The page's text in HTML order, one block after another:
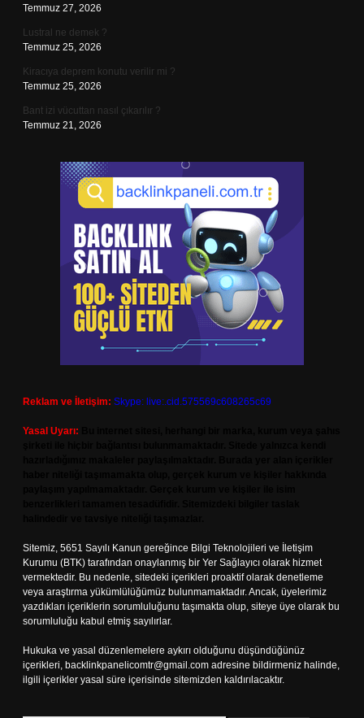
Temmuz 27, 2026
Lustral ne demek ?
Temmuz 25, 2026
Kiracıya deprem konutu verilir mi ?
Temmuz 25, 2026
Bant izi vücuttan nasıl çıkarılır ?
Temmuz 21, 2026
Reklam ve İletişim: Skype: live:.cid.575569c608265c69
Yasal Uyarı:
Sitemiz, 5651 Sayılı Kanun gereğince Bilgi Teknolojileri ve İletişim
Kurumu (BTK) tarafından onaylanmış bir Yer Sağlayıcı olarak hizmet
vermektedir. Bu nedenle, sitedeki içerikleri proaktif olarak denetleme
veya araştırma yükümlülüğümüz bulunmamaktadır. Ancak, üyelerimiz
yazdıkları içeriklerin sorumluluğunu taşımakta olup, siteye üye olarak bu
sorumluluğu kabul etmiş sayılırlar.
Hukuka ve yasal düzenlemelere aykırı olduğunu düşündüğünüz
içerikleri, backlinkpanelicomtr@gmail.com adresine bildirmeniz halinde,
ilgili içerikler yasal süre içerisinde sitemizden kaldırılacaktır.